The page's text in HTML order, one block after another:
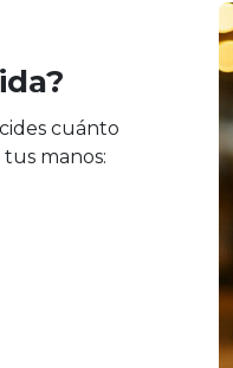
cuánto
manos: